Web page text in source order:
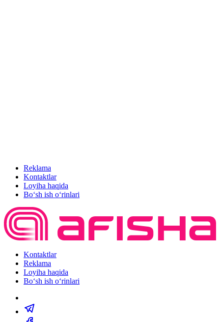
Reklama
Kontaktlar
Loyiha haqida
Bo‘sh ish o‘rinlari
Kontaktlar
Reklama
Loyiha haqida
Bo‘sh ish o‘rinlari